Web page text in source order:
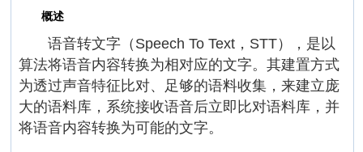
概述
语音转文字（Speech To Text，STT），是以
算法将语音内容转换为相对应的文字。其建置方式
为透过声音特征比对、足够的语料收集，来建立庞
大的语料库，系统接收语音后立即比对语料库，并
将语音内容转换为可能的文字。